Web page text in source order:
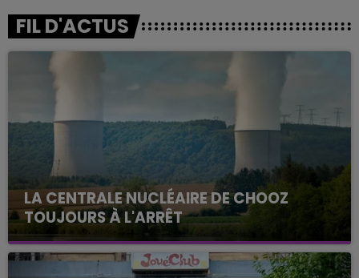
FIL D'ACTUS
LA CENTRALE NUCLÉAIRE DE CHOOZ
TOUJOURS À L'ARRÊT
Cela fait déjà une semaine que la centrale
nucléaire ardennaise est à l'arrêt. Une situation